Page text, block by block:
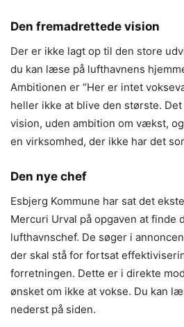
Den fremadrettede vision
Der er ikke lagt op til den store
du kan læse på lufthavnens
Ambitionen er “Her er intet
heller ikke at blive den største.
vision, uden ambition om vækst,
en virksomhed, der ikke har det
Den nye chef
Esbjerg Kommune har sat det
Mercuri Urval på opgaven at finde
lufthavnschef. De søger i
der skal stå for fortsat
forretningen. Dette er i direkte
ønsket om ikke at vokse. Du kan
nederst på siden.